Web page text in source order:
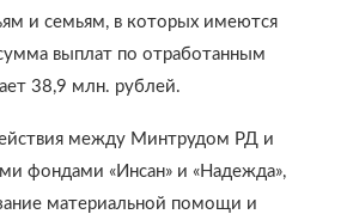
и семьям, в которых имеются
выплат по отработанным
38,9 млн. рублей.
между Минтрудом РД и
фондами «Инсан» и «Надежда»,
материальной помощи и